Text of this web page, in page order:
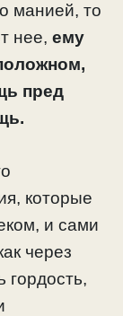
манией, то
нее, ему
пред
которые
и сами
через
гордость,